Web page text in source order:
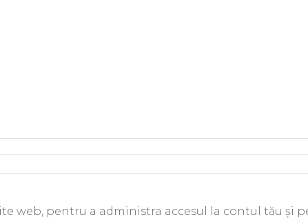
web, pentru a administra accesul la contul tău și